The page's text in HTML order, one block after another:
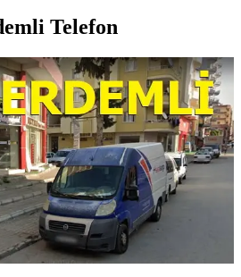
Telefon